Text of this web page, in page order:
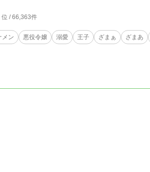
位 / 66,363件
メン 悪役令嬢 溺愛 王子 ざまぁ ざまあ